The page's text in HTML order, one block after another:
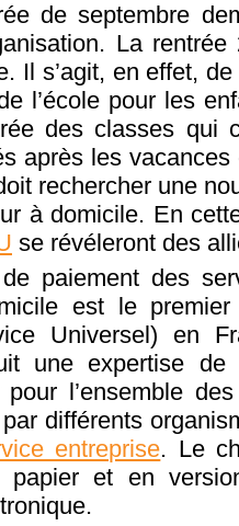
de septembre
La
Il s’agit, en effet,
l’école pour les
des classes qui
après les vacances
rechercher une
à domicile. En
se révéleront des
paiement des
est le
Universel) en
une expertise
l’ensemble
différents
entreprise. Le
papier et en